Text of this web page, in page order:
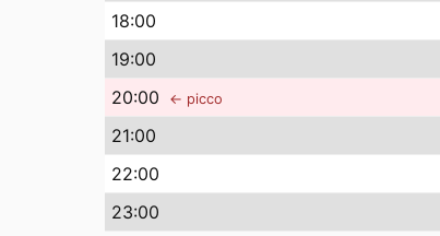
18:00
19:00
20:00 ← picco
21:00
22:00
23:00